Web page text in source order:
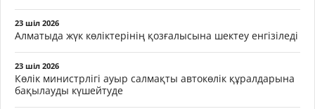
23 шіл 2026
Алматыда жүк көліктерінің қозғалысына шектеу енгізіледі
23 шіл 2026
Көлік министрлігі ауыр салмақты автокөлік құралдарына
бақылауды күшейтуде